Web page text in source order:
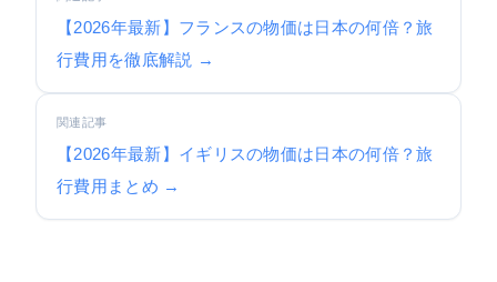
【2026年最新】フランスの物価は日本の何倍？旅
行費用を徹底解説 →
関連記事
【2026年最新】イギリスの物価は日本の何倍？旅
行費用まとめ →